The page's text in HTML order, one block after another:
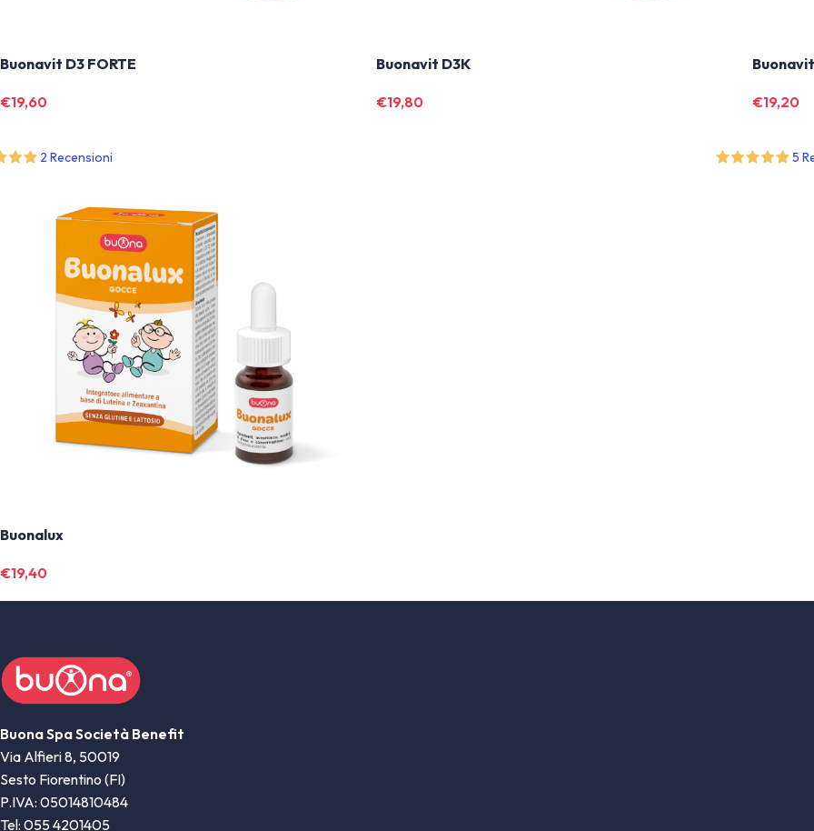
Buonavit D3 FORTE
€19,60
2 Recensioni
Buonavit D3K
€19,80 €19,20
5
Buonalux
€19,40
Buona Spa Società Benefit
Via Alfieri 8, 50019
Sesto Fiorentino (FI)
P.IVA: 05014810484
Tel: 055 4201405